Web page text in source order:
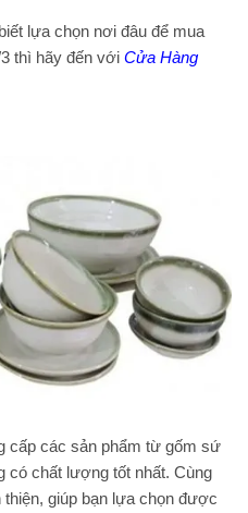
lựa chọn nơi đâu để mua
thì hãy đến với Cửa Hàng
cấp các sản phẩm từ gốm sứ
có chất lượng tốt nhất. Cùng
giúp bạn lựa chọn được